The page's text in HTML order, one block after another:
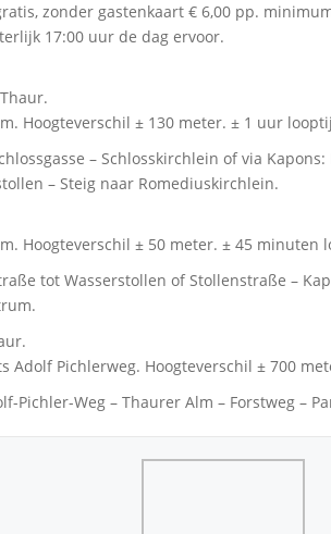
zonder gastenkaart € 6,00 pp.
17:00 uur de dag ervoor.
Hoogteverschil ± 130 meter. ± 1 uur
– Schlosskirchlein of via
– Steig naar Romediuskirchlein.
Hoogteverschil ± 50 meter. ± 45 minuten
tot Wasserstollen of Stollenstraße –
Adolf Pichlerweg. Hoogteverschil ± 700
Pichler-Weg – Thaurer Alm – Forstweg –